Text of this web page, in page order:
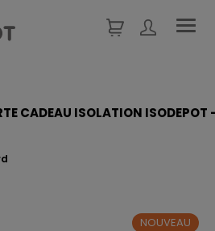
CADEAU ISOLATION ISODEPOT
NOUVEAU